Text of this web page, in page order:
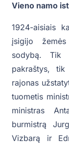
Vieno namo
1924-aisiais
įsigijo
sodybą. Tik
pakraštys,
rajonas
tuometis
ministras
burmistrą
Vizbarą ir